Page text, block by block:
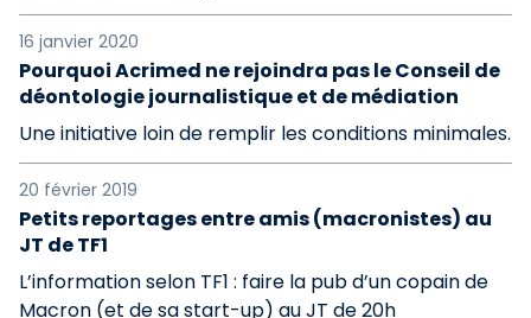
16 janvier 2020
Pourquoi Acrimed ne rejoindra pas le Conseil de
déontologie journalistique et de médiation
Une initiative loin de remplir les conditions minimales.
20 février 2019
Petits reportages entre amis (macronistes) au
JT de TF1
L’information selon TF1 : faire la pub d’un copain de
Macron (et de sa start-up) au JT de 20h